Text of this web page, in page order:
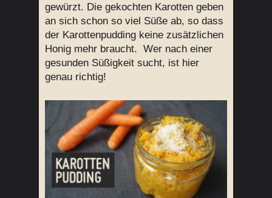
gewürzt. Die gekochten Karotten geben
an sich schon so viel Süße ab, so dass
der Karottenpudding keine zusätzlichen
Honig mehr braucht. Wer nach einer
gesunden Süßigkeit sucht, ist hier
genau richtig!